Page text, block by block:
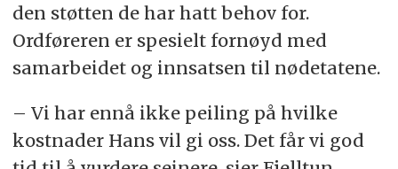
den støtten de har hatt behov for.
Ordføreren er spesielt fornøyd med
samarbeidet og innsatsen til nødetatene.
– Vi har ennå ikke peiling på hvilke
kostnader Hans vil gi oss. Det får vi god